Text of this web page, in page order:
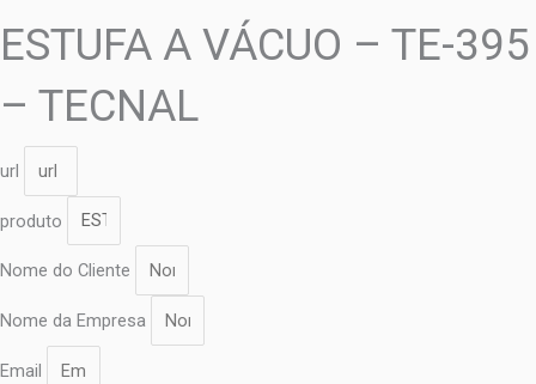
ESTUFA A VÁCUO – TE-395
– TECNAL
url
produto
Nome do Cliente
Nome da Empresa
Email